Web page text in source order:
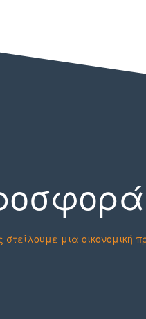
μια οικονομική